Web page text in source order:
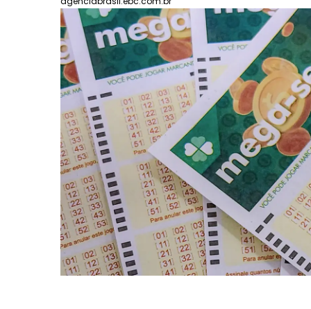
Último dia:
perder a vaga